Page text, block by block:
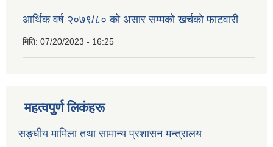
आर्थिक वर्ष २०७९/८० को असार सम्मको खर्चको फाटवारी
मिति: 07/20/2023 - 16:25
महत्वपुर्ण लिकंहरू
सङ्घीय मामिला तथा सामान्य प्रशासन मन्त्रालय